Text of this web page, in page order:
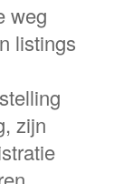
weg
listings
zijn